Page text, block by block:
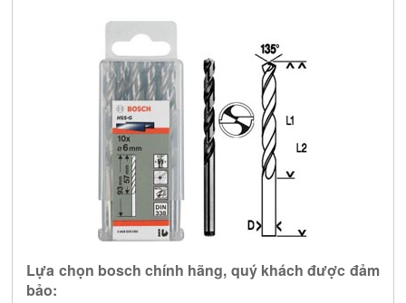
Lựa chọn bosch chính hãng, quý khách được đảm
bảo: